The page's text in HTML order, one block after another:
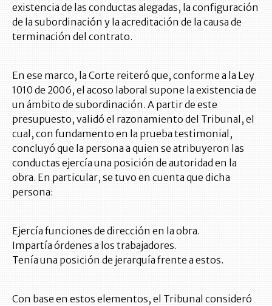
existencia de las conductas alegadas, la configuración
de la subordinación y la acreditación de la causa de
terminación del contrato.
En ese marco, la Corte reiteró que, conforme a la Ley
1010 de 2006, el acoso laboral supone la existencia de
un ámbito de subordinación. A partir de este
presupuesto, validó el razonamiento del Tribunal, el
cual, con fundamento en la prueba testimonial,
concluyó que la persona a quien se atribuyeron las
conductas ejercía una posición de autoridad en la
obra. En particular, se tuvo en cuenta que dicha
persona:
Ejercía funciones de dirección en la obra.
Impartía órdenes a los trabajadores.
Tenía una posición de jerarquía frente a estos.
Con base en estos elementos, el Tribunal consideró